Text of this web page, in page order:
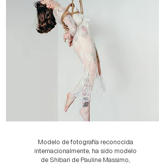
Modelo de fotografía reconocida
internacionalmente, ha sido modelo
de Shibari de Pauline Massimo,